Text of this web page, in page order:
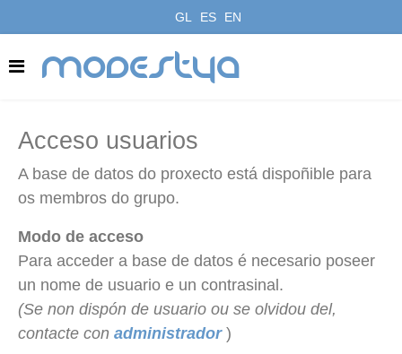
GL ES EN
modestya
Acceso usuarios
A base de datos do proxecto está dispoñible para
os membros do grupo.
Modo de acceso
Para acceder a base de datos é necesario poseer
un nome de usuario e un contrasinal.
(Se non dispón de usuario ou se olvidou del,
contacte con administrador )